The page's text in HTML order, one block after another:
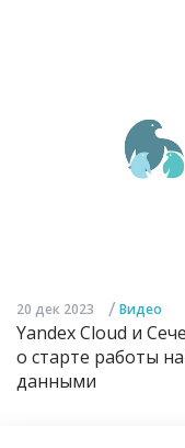
20 дек 2023 / Видео
Yandex Cloud и
о старте работы
данными